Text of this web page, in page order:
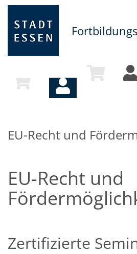
EU-Recht und
EU-Recht und
Zertifizierte